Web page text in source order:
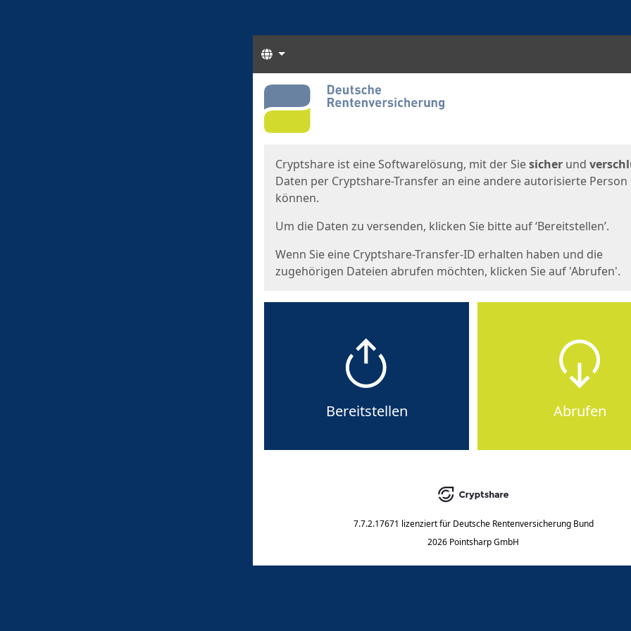
Sprachen
Start
Cryptshare ist eine Softwarelösung, mit der Siesicher und
Daten per Cryptshare-Transfer an eine andere autorisierte Person
können.
Um die Daten zu versenden, klicken Sie bitte auf ‘Bereitstellen’.
Wenn Sie eine Cryptshare-Transfer-ID erhalten haben und die
zugehörigen Dateien abrufen möchten, klicken Sie auf 'Abrufen'.
Bereitstellen Abrufen
7.7.2.17671 lizenziert für Deutsche Rentenversicherung Bund
2026 Pointsharp GmbH